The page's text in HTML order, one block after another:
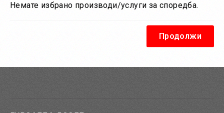
Немате избрано производи/услуги за споредба.
Продолжи